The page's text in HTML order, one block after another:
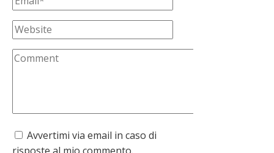
Avvertimi via email in caso di
risposte al mio commento.